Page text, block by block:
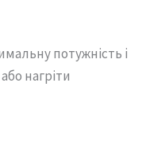
потужність і
нагріти